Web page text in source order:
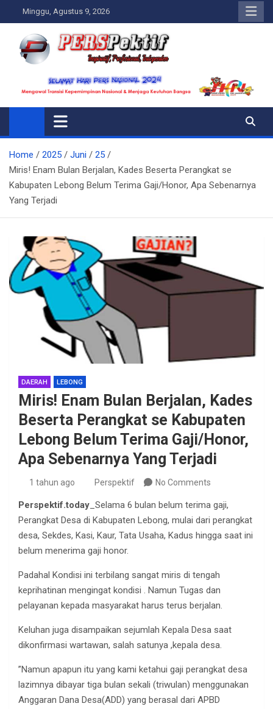
to
content
Minggu, Agustus 9, 2026
Perspektif.today
Ispiratif Profesional Independen
Home 2025 Juni
25
Miris! Enam Bulan Berjalan, Kades Beserta Perangkat se
Kabupaten Lebong Belum Terima Gaji/Honor, Apa Sebenarnya
Yang Terjadi
DAERAH LEBONG
Miris! Enam Bulan Berjalan, Kades
Beserta Perangkat se Kabupaten
Lebong Belum Terima Gaji/Honor,
Apa Sebenarnya Yang Terjadi
1 tahun ago Perspektif No Comments
Perspektif.today _Selama 6 bulan belum terima gaji,
Perangkat Desa di Kabupaten Lebong, mulai dari perangkat
desa, Sekdes, Kasi, Kaur, Tata Usaha, Kadus hingga saat ini
belum menerima gaji honor.
Padahal Kondisi ini terbilang sangat miris di tengah
keprihatinan mengingat kondisi . Namun Tugas dan
pelayanan kepada masyarakat harus terus berjalan.
Keluhan juga disampaikan sejumlah Kepala Desa saat
dikonfirmasi wartawan, salah satunya ,kepala desa.
”Namun apapun itu yang kami ketahui gaji perangkat desa
lazimnya dibayar tiga bulan sekali (triwulan) menggunakan
Anggaran Dana Desa(ADD) yang berasal dari APBD